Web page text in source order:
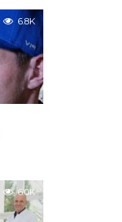
6.8K
6.0K